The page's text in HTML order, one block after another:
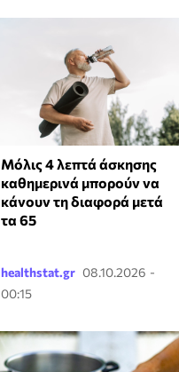
Μόλις 4 λεπτά άσκησης
καθημερινά μπορούν να
κάνουν τη διαφορά μετά
τα 65
healthstat.gr 08.10.2026 -
00:15